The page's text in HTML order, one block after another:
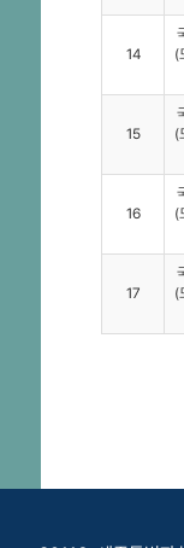
14
(
15
(
16
(
17
(